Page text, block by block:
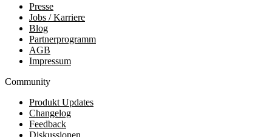
Presse
Jobs / Karriere
Blog
Partnerprogramm
AGB
Impressum
Community
Produkt Updates
Changelog
Feedback
Diskussionen